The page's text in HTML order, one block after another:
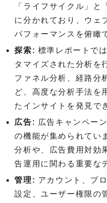
「ライフサイクル」と
に分かれており、ウェ
パフォーマンスを俯瞰
探索: 標準レポートで
タマイズされた分析を
ファネル分析、経路分
ど、高度な分析手法を
たインサイトを発見で
広告: 広告キャンペー
の機能が集められてい
分析や、広告費用対効
告運用に関わる重要な
管理: アカウント、プ
設定、ユーザー権限の